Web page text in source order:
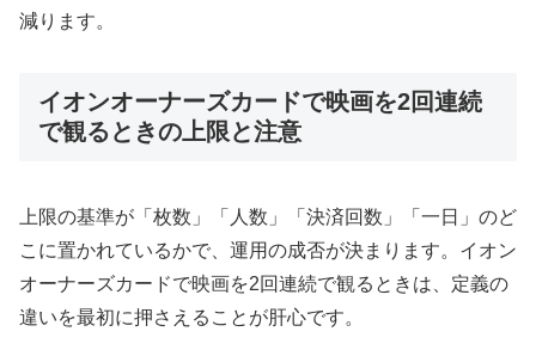
減ります。
イオンオーナーズカードで映画を2回連続
で観るときの上限と注意
上限の基準が「枚数」「人数」「決済回数」「一日」のど
こに置かれているかで、運用の成否が決まります。イオン
オーナーズカードで映画を2回連続で観るときは、定義の
違いを最初に押さえることが肝心です。